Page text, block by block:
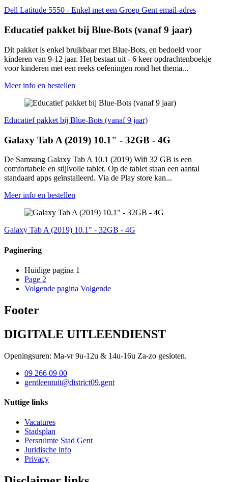
Dell Latitude 5550 - Enkel met een Groep Gent email-adres
Educatief pakket bij Blue-Bots (vanaf 9 jaar)
Dit pakket is enkel bruikbaar met Blue-Bots, en bedoeld voor
kinderen van 9-12 jaar. Het bestaat uit - 6 keer opdrachtenboekje
voor kinderen met een reeks oefeningen rond het thema...
Meer info en bestellen
Educatief pakket bij Blue-Bots (vanaf 9 jaar)
Galaxy Tab A (2019) 10.1" - 32GB - 4G
De Samsung Galaxy Tab A 10.1 (2019) Wifi 32 GB is een
comfortabele en stijlvolle tablet. Op de tablet staan een aantal
standaard apps geïnstalleerd. Via de Play store kan...
Meer info en bestellen
Galaxy Tab A (2019) 10.1" - 32GB - 4G
Paginering
Huidige pagina 1
Page 2
Volgende pagina Volgende
Footer
DIGITALE UITLEENDIENST
Openingsuren: Ma-vr 9u-12u & 14u-16u Za-zo gesloten.
09 266 09 00
gentleentuit@district09.gent
Nuttige links
Vacatures
Stadsplan
Persruimte Stad Gent
Juridische info
Privacy